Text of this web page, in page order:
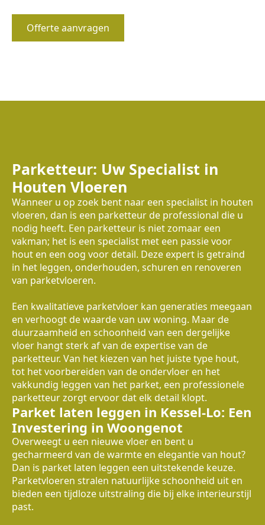
Offerte aanvragen
Parketteur: Uw Specialist in
Houten Vloeren
Wanneer u op zoek bent naar een specialist in houten
vloeren, dan is een parketteur de professional die u
nodig heeft. Een parketteur is niet zomaar een
vakman; het is een specialist met een passie voor
hout en een oog voor detail. Deze expert is getraind
in het leggen, onderhouden, schuren en renoveren
van parketvloeren.
Een kwalitatieve parketvloer kan generaties meegaan
en verhoogt de waarde van uw woning. Maar de
duurzaamheid en schoonheid van een dergelijke
vloer hangt sterk af van de expertise van de
parketteur. Van het kiezen van het juiste type hout,
tot het voorbereiden van de ondervloer en het
vakkundig leggen van het parket, een professionele
parketteur zorgt ervoor dat elk detail klopt.
Parket laten leggen in Kessel-Lo: Een
Investering in Woongenot
Overweegt u een nieuwe vloer en bent u
gecharmeerd van de warmte en elegantie van hout?
Dan is parket laten leggen een uitstekende keuze.
Parketvloeren stralen natuurlijke schoonheid uit en
bieden een tijdloze uitstraling die bij elke interieurstijl
past.